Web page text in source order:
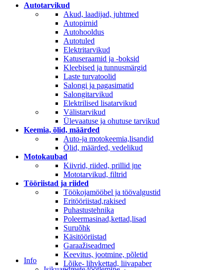
Autotarvikud
Akud, laadijad, juhtmed
Autopirnid
Autohooldus
Autotuled
Elektritarvikud
Katuseraamid ja -boksid
Kleebised ja tunnusmärgid
Laste turvatoolid
Salongi ja pagasimatid
Salongitarvikud
Elektrilised lisatarvikud
Välistarvikud
Ülevaatuse ja ohutuse tarvikud
Keemia, õlid, määrded
Auto-ja motokeemia,lisandid
Õlid, määrded, vedelikud
Motokaubad
Kiivrid, riided, prillid jne
Mototarvikud, filtrid
Tööriistad ja riided
Töökojamööbel ja töövalgustid
Eritööriistad,rakised
Puhastustehnika
Poleermasinad,kettad,lisad
Suruõhk
Käsitööriistad
Garaažiseadmed
Keevitus, jootmine, põletid
Lõike- lihvkettad, liivapaber
Info